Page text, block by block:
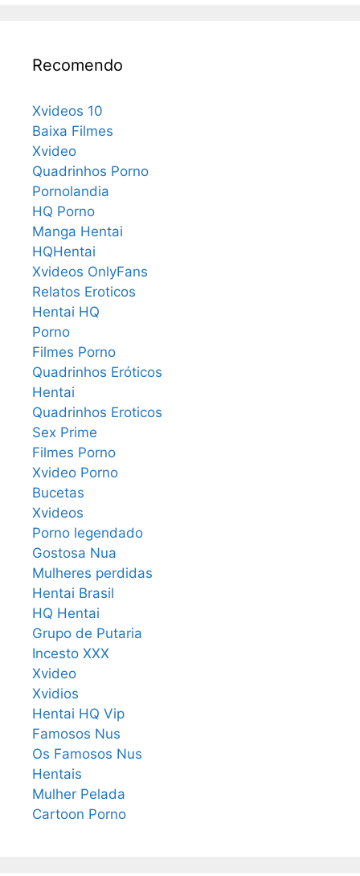
Recomendo
Xvideos 10
Baixa Filmes
Xvideo
Quadrinhos Porno
Pornolandia
HQ Porno
Manga Hentai
HQHentai
Xvideos OnlyFans
Relatos Eroticos
Hentai HQ
Porno
Filmes Porno
Quadrinhos Eróticos
Hentai
Quadrinhos Eroticos
Sex Prime
Filmes Porno
Xvideo Porno
Bucetas
Xvideos
Porno legendado
Gostosa Nua
Mulheres perdidas
Hentai Brasil
HQ Hentai
Grupo de Putaria
Incesto XXX
Xvideo
Xvidios
Hentai HQ Vip
Famosos Nus
Os Famosos Nus
Hentais
Mulher Pelada
Cartoon Porno